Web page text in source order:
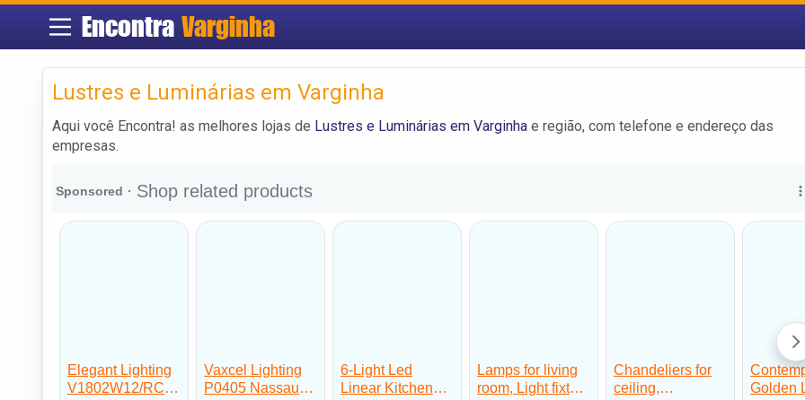
Encontra Varginha
Lustres e Luminárias em Varginha
Aqui você Encontra! as melhores lojas de Lustres e Luminárias em Varginha e região, com telefone e endereço das
empresas.